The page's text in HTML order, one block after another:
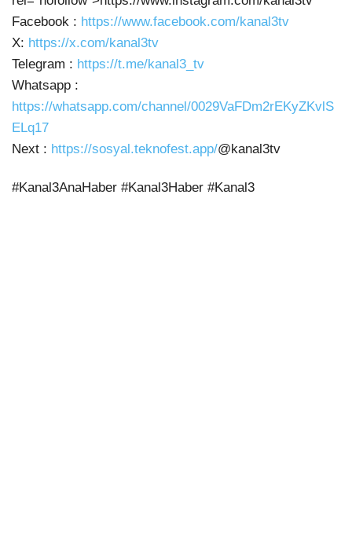
Facebook : https://www.facebook.com/kanal3tv
X: https://x.com/kanal3tv
Telegram : https://t.me/kanal3_tv
Whatsapp :
https://whatsapp.com/channel/0029VaFDm2rEKyZKvlS
ELq17
Next : https://sosyal.teknofest.app/@kanal3tv
#Kanal3AnaHaber #Kanal3Haber #Kanal3